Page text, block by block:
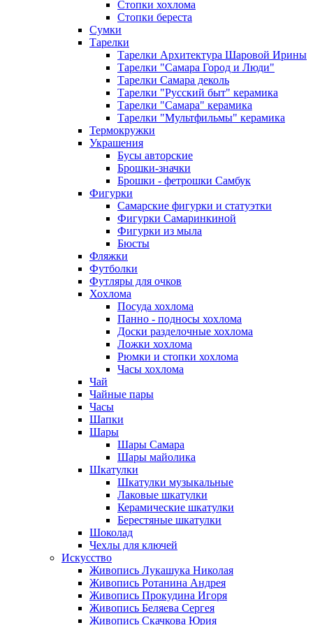
Стопки хохлома
Стопки береста
Сумки
Тарелки
Тарелки Архитектура Шаровой Ирины
Тарелки "Самара Город и Люди"
Тарелки Самара деколь
Тарелки "Русский быт" керамика
Тарелки "Самара" керамика
Тарелки "Мультфильмы" керамика
Термокружки
Украшения
Бусы авторские
Брошки-значки
Брошки - фетрошки Самбук
Фигурки
Самарские фигурки и статуэтки
Фигурки Самаринкиной
Фигурки из мыла
Бюсты
Фляжки
Футболки
Футляры для очков
Хохлома
Посуда хохлома
Панно - подносы хохлома
Доски разделочные хохлома
Ложки хохлома
Рюмки и стопки хохлома
Часы хохлома
Чай
Чайные пары
Часы
Шапки
Шары
Шары Самара
Шары майолика
Шкатулки
Шкатулки музыкальные
Лаковые шкатулки
Керамические шкатулки
Берестяные шкатулки
Шоколад
Чехлы для ключей
Искусство
Живопись Лукашука Николая
Живопись Ротанина Андрея
Живопись Прокудина Игоря
Живопись Беляева Сергея
Живопись Скачкова Юрия